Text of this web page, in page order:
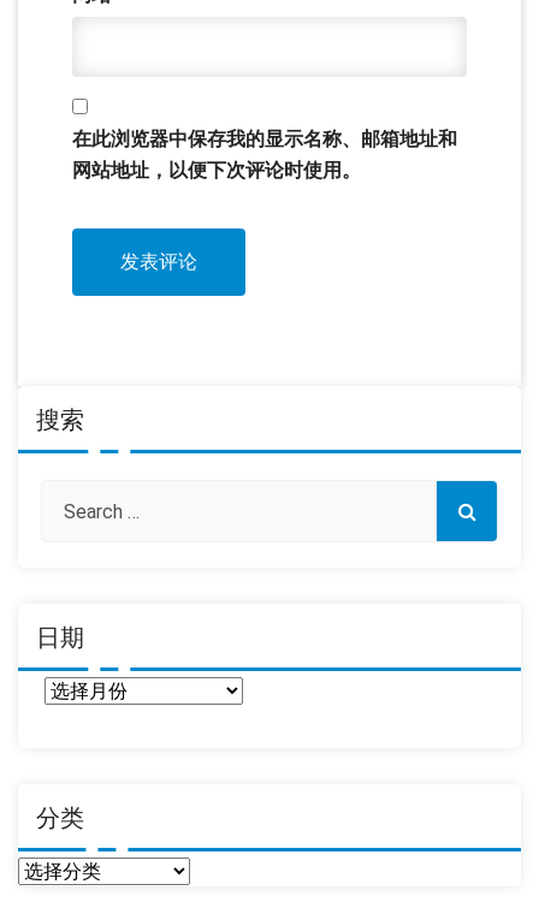
在此浏览器中保存我的显示名称、邮箱地址和
网站地址，以便下次评论时使用。
搜索
日期
分类
分